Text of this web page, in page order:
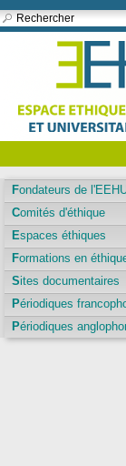
Fondateurs de
Comités d'éthique
Espaces éthiques
Formations en
Sites documentaires
Périodiques
Périodiques